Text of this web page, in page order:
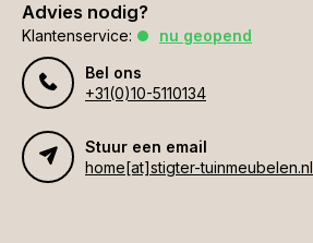
Advies nodig?
Klantenservice:
nu geopend
Bel ons
+31(0)10-5110134
Stuur een email
home[at]stigter-tuinmeubelen.nl